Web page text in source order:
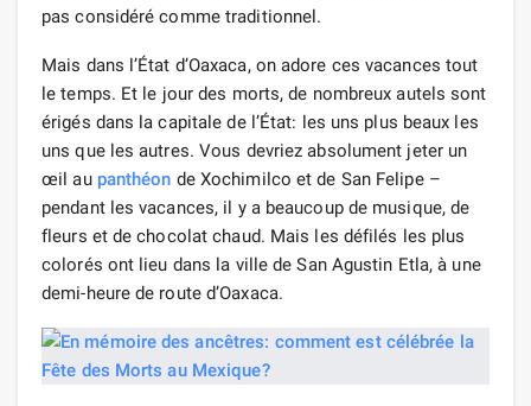
pas considéré comme traditionnel.
Mais dans l’État d’Oaxaca, on adore ces vacances tout
le temps. Et le jour des morts, de nombreux autels sont
érigés dans la capitale de l’État: les uns plus beaux les
uns que les autres. Vous devriez absolument jeter un
œil au panthéon de Xochimilco et de San Felipe –
pendant les vacances, il y a beaucoup de musique, de
fleurs et de chocolat chaud. Mais les défilés les plus
colorés ont lieu dans la ville de San Agustin Etla, à une
demi-heure de route d’Oaxaca.